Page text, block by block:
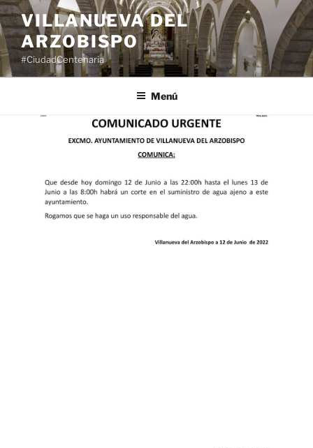
Saltar
al
contenido
VILLANUEVA DEL
ARZOBISPO
#CiudadCentenaria
Menú